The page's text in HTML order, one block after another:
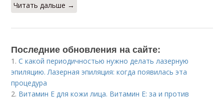
Читать дальше →
Последние обновления на сайте:
1.С какой периодичностью нужно делать лазерную
эпиляцию. Лазерная эпиляция: когда появилась эта
процедура
2. Витамин E для кожи лица. Витамин Е: за и против